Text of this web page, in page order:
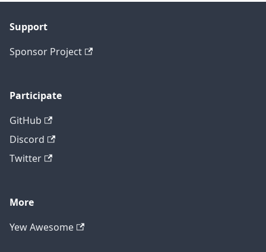
Support
Sponsor Project
Participate
GitHub
Discord
Twitter
More
Yew Awesome